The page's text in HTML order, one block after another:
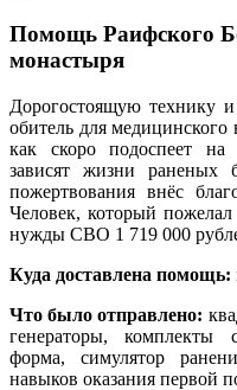
Помощь Раифского
монастыря
Дорогостоящую технику
обитель для медицинского
как скоро подоспеет на
зависят жизни
пожертвования внёс
Человек, который пожелал
нужды СВО 1 719 000
Куда доставлена помощь:
Что было отправлено:
генераторы, комплекты
форма, симулятор
навыков оказания первой